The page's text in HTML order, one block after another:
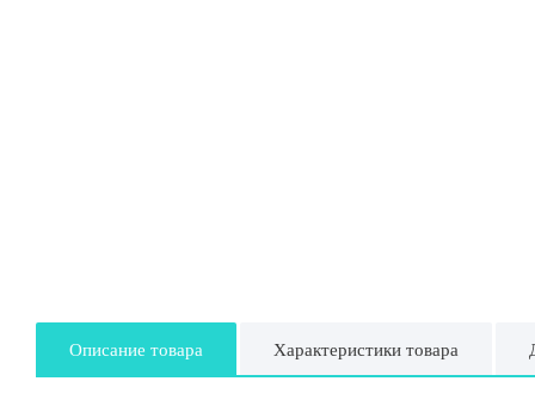
Описание товара Характеристики товара